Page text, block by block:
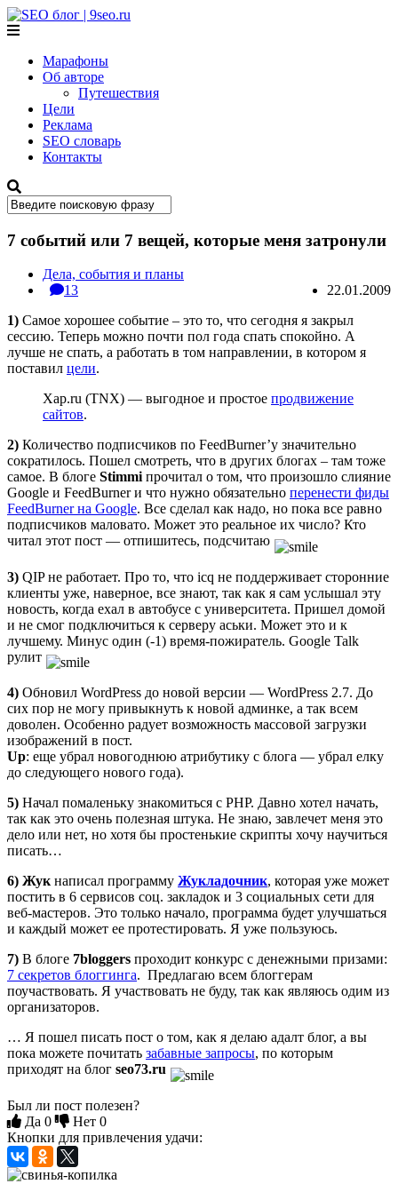
SEO блог | 9seo.ru
Марафоны
Об авторе
Путешествия
Цели
Реклама
SEO словарь
Контакты
7 событий или 7 вещей, которые меня затронули
Дела, события и планы
22.01.2009
13
1) Самое хорошее событие – это то, что сегодня я закрыл
сессию. Теперь можно почти пол года спать спокойно. А
лучше не спать, а работать в том направлении, в котором я
поставил цели.
Xap.ru (TNX) — выгодное и простое продвижение
сайтов.
2) Количество подписчиков по FeedBurner’у значительно
сократилось. Пошел смотреть, что в других блогах – там тоже
самое. В блоге Stimmiпрочитал о том, что произошло слияние
Google и FeedBurner и что нужно обязательно перенести фиды
FeedBurner на Google. Все сделал как надо, но пока все равно
подписчиков маловато. Может это реальное их число? Кто
читал этот пост — отпишитесь, подсчитаю
3) QIP не работает. Про то, что icq не поддерживает сторонние
клиенты уже, наверное, все знают, так как я сам услышал эту
новость, когда ехал в автобусе с университета. Пришел домой
и не смог подключиться к серверу аськи. Может это и к
лучшему. Минус один (-1) время-пожиратель. Google Talk
рулит
4) Обновил WordPress до новой версии — WordPress 2.7. До
сих пор не могу привыкнуть к новой админке, а так всем
доволен. Особенно радует возможность массовой загрузки
изображений в пост.
Up: еще убрал новогоднюю атрибутику с блога — убрал елку
до следующего нового года).
5) Начал помаленьку знакомиться с PHP. Давно хотел начать,
так как это очень полезная штука. Не знаю, завлечет меня это
дело или нет, но хотя бы простенькие скрипты хочу научиться
писать…
6) Жук написал программу Жукладочник, которая уже может
постить в 6 сервисов соц. закладок и 3 социальных сети для
веб-мастеров. Это только начало, программа будет улучшаться
и каждый может ее протестировать. Я уже пользуюсь.
7) В блоге 7bloggers проходит конкурс с денежными призами:
7 секретов блоггинга. Предлагаю всем блоггерам
поучаствовать. Я участвовать не буду, так как являюсь одим из
организаторов.
… Я пошел писать пост о том, как я делаю адалт блог, а вы
пока можете почитать забавные запросы, по которым
приходят на блог seo73.ru
Был ли пост полезен?
Да 0 Нет 0
Кнопки для привлечения удачи: